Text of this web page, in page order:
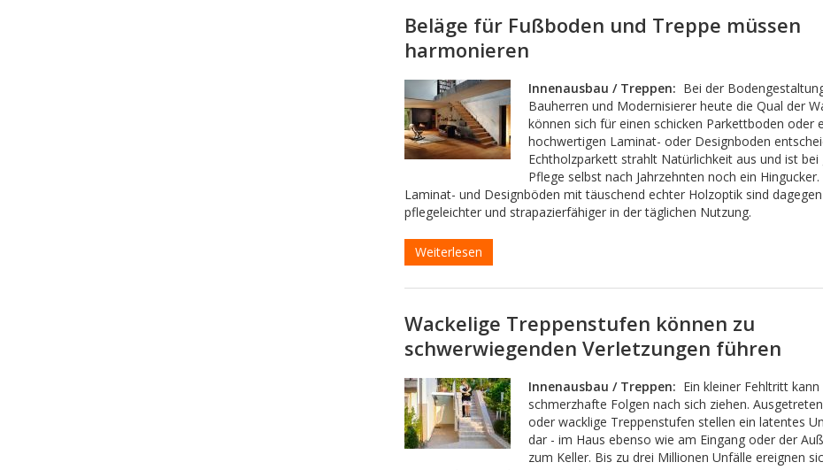
Beläge für Fußboden und Treppe müssen
harmonieren
Innenausbau / Treppen: Bei der
Bauherren und Modernisierer heute die Qual der
können sich für einen schicken Parkettboden oder
hochwertigen Laminat- oder Designboden
Echtholzparkett strahlt Natürlichkeit aus und ist bei
Pflege selbst nach Jahrzehnten noch ein
Laminat- und Designböden mit täuschend echter Holzoptik sind dagegen
pflegeleichter und strapazierfähiger in der täglichen Nutzung.
Weiterlesen
Wackelige Treppenstufen können zu
schwerwiegenden Verletzungen führen
Innenausbau / Treppen: Ein kleiner Fehltritt kann
schmerzhafte Folgen nach sich ziehen.
oder wacklige Treppenstufen stellen ein latentes
dar - im Haus ebenso wie am Eingang oder der
zum Keller. Bis zu drei Millionen Unfälle ereignen